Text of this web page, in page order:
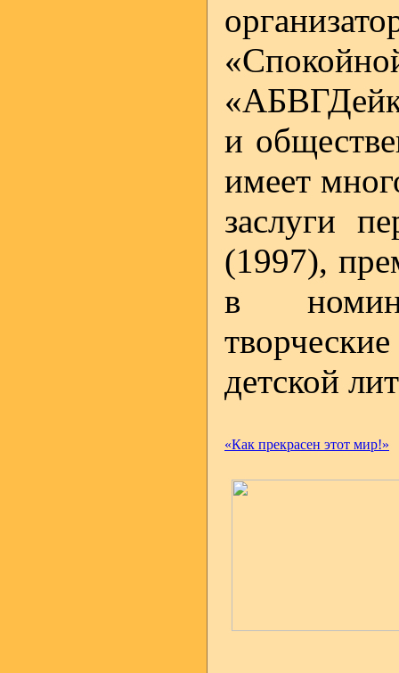
и
имеет
заслуги
(1997),
в
детской
«Как прекрасен этот мир!»